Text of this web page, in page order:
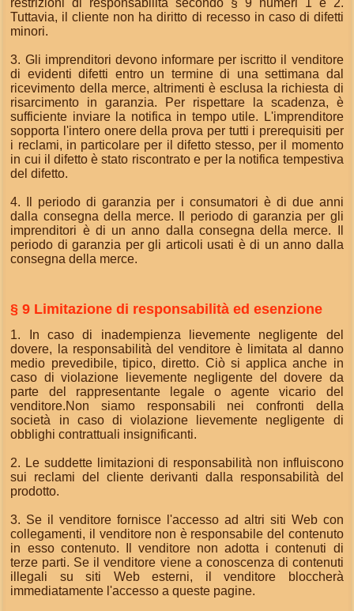
Tuttavia, il cliente non ha diritto di recesso in caso di difetti
minori.
3. Gli imprenditori devono informare per iscritto il venditore
di evidenti difetti entro un termine di una settimana dal
ricevimento della merce, altrimenti è esclusa la richiesta di
risarcimento in garanzia. Per rispettare la scadenza, è
sufficiente inviare la notifica in tempo utile. L'imprenditore
sopporta l'intero onere della prova per tutti i prerequisiti per
i reclami, in particolare per il difetto stesso, per il momento
in cui il difetto è stato riscontrato e per la notifica tempestiva
del difetto.
4. Il periodo di garanzia per i consumatori è di due anni
dalla consegna della merce. Il periodo di garanzia per gli
imprenditori è di un anno dalla consegna della merce. Il
periodo di garanzia per gli articoli usati è di un anno dalla
consegna della merce.
§ 9 Limitazione di responsabilità ed esenzione
1. In caso di inadempienza lievemente negligente del
dovere, la responsabilità del venditore è limitata al danno
medio prevedibile, tipico, diretto. Ciò si applica anche in
caso di violazione lievemente negligente del dovere da
parte del rappresentante legale o agente vicario del
venditore.Non siamo responsabili nei confronti della
società in caso di violazione lievemente negligente di
obblighi contrattuali insignificanti.
2. Le suddette limitazioni di responsabilità non influiscono
sui reclami del cliente derivanti dalla responsabilità del
prodotto.
3. Se il venditore fornisce l'accesso ad altri siti Web con
collegamenti, il venditore non è responsabile del contenuto
in esso contenuto. Il venditore non adotta i contenuti di
terze parti. Se il venditore viene a conoscenza di contenuti
illegali su siti Web esterni, il venditore bloccherà
immediatamente l'accesso a queste pagine.